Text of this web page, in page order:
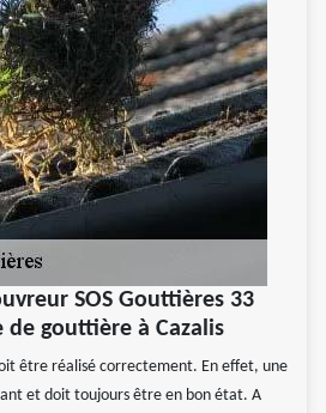
SOS Gouttières 33
gouttière à Cazalis
être réalisé correctement. En effet, une
et doit toujours être en bon état. A